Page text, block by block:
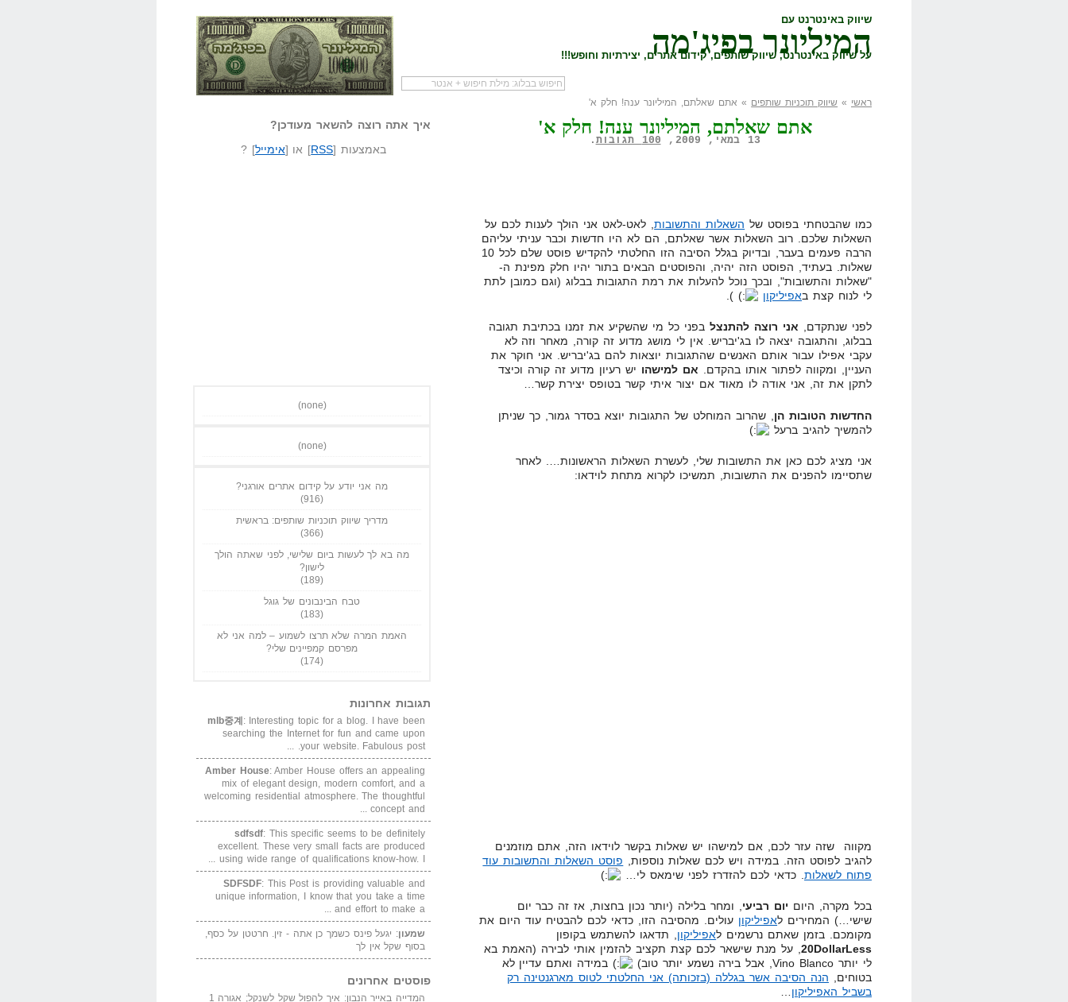
שיווק באינטרנט עם
המיליונר בפיג'מה
על שיווק באינטרנט, שיווק שותפים, קידום אתרים, יצירתיות וחופש!!!
שאל שאלה המיליונר בפיג'מה שיווק שותפים הבלוג
ראשי » שיווק תוכניות שותפים » אתם שאלתם, המיליונר ענה! חלק א'
אתם שאלתם, המיליונר ענה! חלק א'
13 במאי, 2009, 100 תגובות .
כמו שהבטחתי בפוסט של השאלות והתשובות, לאט-לאט אני הולך לענות לכם על
השאלות שלכם. רוב השאלות אשר שאלתם, הם לא היו חדשות וכבר עניתי עליהם
הרבה פעמים בעבר, ובדיוק בגלל הסיבה הזו החלטתי להקדיש פוסט שלם לכל 10
שאלות. בעתיד, הפוסט הזה יהיה, והפוסטים הבאים בתור יהיו חלק מפינת ה-
"שאלות והתשובות", ובכך נוכל להעלות את רמת התגובות בבלוג (וגם כמובן לתת
לי לנוח קצת באפיליקון ).
לפני שנתקדם, אני רוצה להתנצלבפני כל מי שהשקיע את זמנו בכתיבת תגובה
בבלוג, והתגובה יצאה לו בג'יבריש. אין לי מושג מדוע זה קורה, מאחר וזה לא
עקבי אפילו עבור אותם האנשים שהתגובות יוצאות להם בג'יבריש. אני חוקר את
העניין, ומקווה לפתור אותו בהקדם. אם למישהו יש רעיון מדוע זה קורה וכיצד
לתקן את זה, אני אודה לו מאוד אם יצור איתי קשר בטופס יצירת קשר…
החדשות הטובות הן , שהרוב המוחלט של התגובות יוצא בסדר גמור, כך שניתן
להמשיך להגיב ברעל
אני מציג לכם כאן את התשובות שלי, לעשרת השאלות הראשונות…. לאחר
שתסיימו להפנים את התשובות, תמשיכו לקרוא מתחת לוידאו:
מקווה שזה עזר לכם, אם למישהו יש שאלות בקשר לוידאו הזה, אתם מוזמנים
להגיב לפוסט הזה. במידה ויש לכם שאלות נוספות, פוסט השאלות והתשובות עוד
פתוח לשאלות. כדאי לכם להזדרז לפני שימאס לי…
בכל מקרה, היום יום רביעי , ומחר בלילה (יותר נכון בחצות, אז זה כבר יום
שישי…) המחירים לאפיליקון עולים. מהסיבה הזו, כדאי לכם להבטיח עוד היום את
מקומכם. בזמן שאתם נרשמים לאפיליקון , תדאגו להשתמש בקופון
20DollarLess , על מנת שישאר לכם קצת תקציב להזמין אותי לבירה (האמת בא
לי יותר Vino Blanco, אבל בירה נשמע יותר טוב)
במידה ואתם עדיין לא
בטוחים, הנה הסיבה אשר בגללה (בזכותה) אני החלטתי לטוס מארגנטינה רק
בשביל האפיליקון
איך אתה רוצה להשאר מעודכן?
באמצעות [RSS] או [אימייל] ?
(none)
(none)
מה אני יודע על קידום אתרים אורגני?
(916)
מדריך שיווק תוכניות שותפים: בראשית
(366)
מה בא לך לעשות ביום שלישי, לפני שאתה הולך
לישון?
(189)
טבח הבינבונים של גוגל
(183)
האמת המרה שלא תרצו לשמוע – למה אני לא
מפרסם קמפיינים שלי?
(174)
תגובות אחרונות
mlb중계 : Interesting topic for a blog. I have been
searching the Internet for fun and came upon
your website. Fabulous post. ...
Amber House: Amber House offers an appealing
mix of elegant design, modern comfort, and a
welcoming residential atmosphere. The thoughtful
concept and ...
sdfsdf: This specific seems to be definitely
excellent. These very small facts are produced
using wide range of qualifications know-how. I ...
SDFSDF: This Post is providing valuable and
unique information, I know that you take a time
and effort to make a ...
שמעון: יגעל פינס כשמך כן אתה - זין. חרטטן על כסף,
בסוף שקל אין לך
פוסטים אחרונים
המדייה באייר הנבון: איך להפול שקל לשנקל; אגורה 1